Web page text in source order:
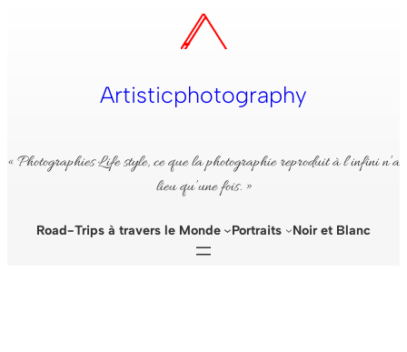
Artisticphotography
« Photographies Life style, ce que la photographie reproduit à l’infini n’a
lieu qu’une fois. »
Road-Trips à travers le Monde Portraits Noir et Blanc